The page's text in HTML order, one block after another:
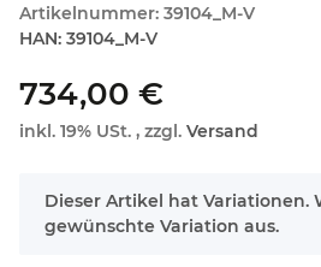
Artikelnummer: 39104_M-V
HAN: 39104_M-V
734,00 €
inkl. 19% USt. , zzgl. Versand
x
Dieser Artikel hat Variationen.
gewünschte Variation aus.